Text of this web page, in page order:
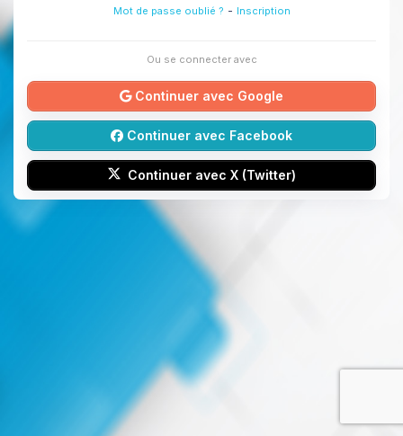
Mot de passe oublié ? - Inscription
Ou se connecter avec
Continuer avec Google
Continuer avec Facebook
Continuer avec X (Twitter)